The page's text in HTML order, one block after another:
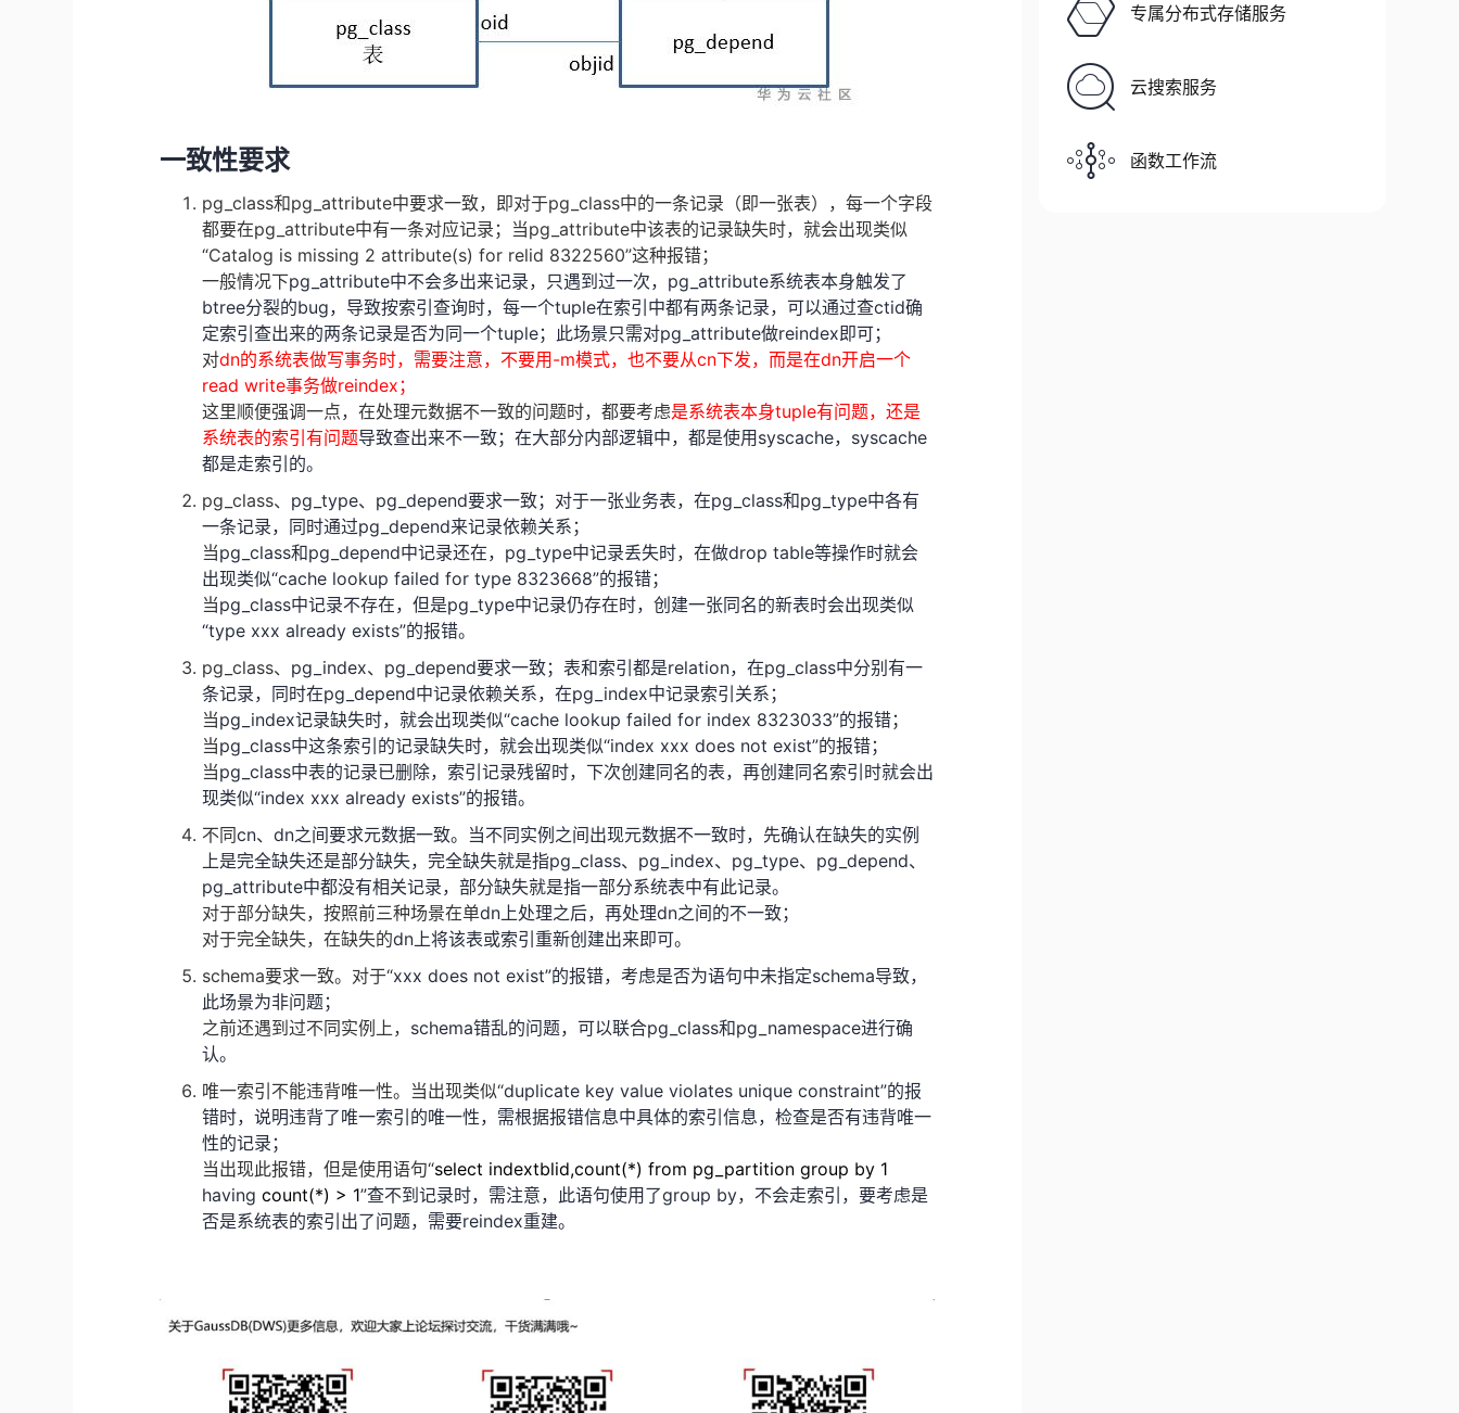
一致性要求
pg_class和pg_attribute中要求一致，即对于pg_class中的一条记录（即一张表），每一个字段
都要在pg_attribute中有一条对应记录；当pg_attribute中该表的记录缺失时，就会出现类似
“Catalog is missing 2 attribute(s) for relid 8322560”这种报错；
一般情况下pg_attribute中不会多出来记录，只遇到过一次， pg_attribute系统表本身触发了
btree分裂的bug，导致按索引查询时，每一个tuple在索引中都有两条记录，可以通过查ctid确
定索引查出来的两条记录是否为同一个tuple；此场景只需对pg_attribute做reindex即可；
对dn的系统表做写事务时，需要注意，不要用 -m模式，也不要从cn下发，而是在dn开启一个
read write事务做reindex ；
这里顺便强调一点，在处理元数据不一致的问题时，都要考虑是系统表本身tuple有问题，还是
系统表的索引有问题导致查出来不一致；在大部分内部逻辑中，都是使用 syscache， syscache
都是走索引的。
pg_class、 pg_type、 pg_depend要求一致；对于一张业务表，在pg_class和pg_type中各有
一条记录，同时通过pg_depend来记录依赖关系；
当pg_class和pg_depend中记录还在， pg_type中记录丢失时，在做drop table等操作时就会
出现类似“cache lookup failed for type 8323668”的报错；
当pg_class中记录不存在，但是pg_type中记录仍存在时，创建一张同名的新表时会出现类似
“type xxx already exists”的报错。
pg_class、 pg_index、 pg_depend要求一致；表和索引都是relation，在pg_class中分别有一
条记录，同时在pg_depend中记录依赖关系，在pg_index中记录索引关系；
当pg_index记录缺失时，就会出现类似“cache lookup failed for index 8323033”的报错；
当pg_class中这条索引的记录缺失时，就会出现类似“index xxx does not exist”的报错；
当pg_class中表的记录已删除，索引记录残留时，下次创建同名的表，再创建同名索引时就会出
现类似“index xxx already exists”的报错。
不同cn、dn之间要求元数据一致。当不同实例之间出现元数据不一致时，先确认在缺失的实例
上是完全缺失还是部分缺失，完全缺失就是指pg_class、 pg_index、 pg_type、 pg_depend、
pg_attribute中都没有相关记录，部分缺失就是指一部分系统表中有此记录。
对于部分缺失，按照前三种场景在单dn上处理之后，再处理dn之间的不一致；
对于完全缺失，在缺失的dn上将该表或索引重新创建出来即可。
schema要求一致。对于“xxx does not exist”的报错，考虑是否为语句中未指定schema导致，
此场景为非问题；
之前还遇到过不同实例上， schema错乱的问题，可以联合pg_class和pg_namespace进行确
认。
唯一索引不能违背唯一性。当出现类似“duplicate key value violates unique constraint”的报
错时，说明违背了唯一索引的唯一性，需根据报错信息中具体的索引信息，检查是否有违背唯一
性的记录；
当出现此报错，但是使用语句“select indextblid,count(*) from pg_partition group by 1
having count(*) > 1”查不到记录时，需注意，此语句使用了group by，不会走索引，要考虑是
否是系统表的索引出了问题，需要reindex重建。
专属分布式存储服务
云搜索服务
函数工作流